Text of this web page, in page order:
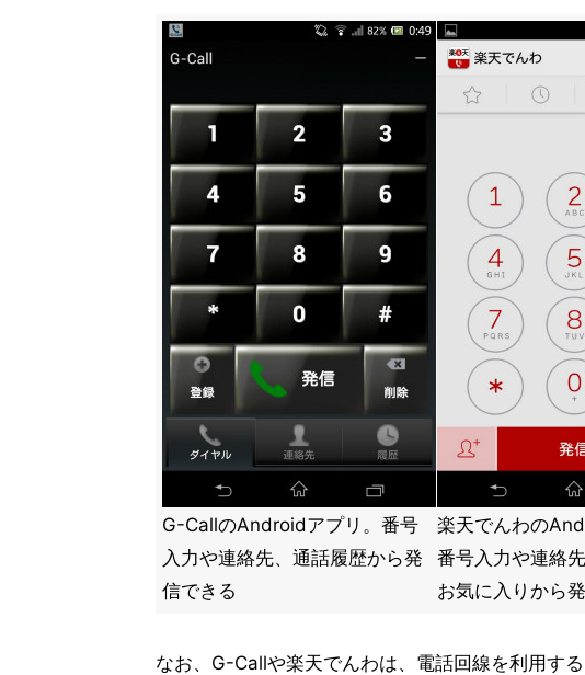
G-CallのAndroidアプリ。番号
入力や連絡先、通話履歴から発
信できる
楽天でんわの
番号入力や連絡
お気に入りから
なお、G-Callや楽天でんわは、電話回線を利用す